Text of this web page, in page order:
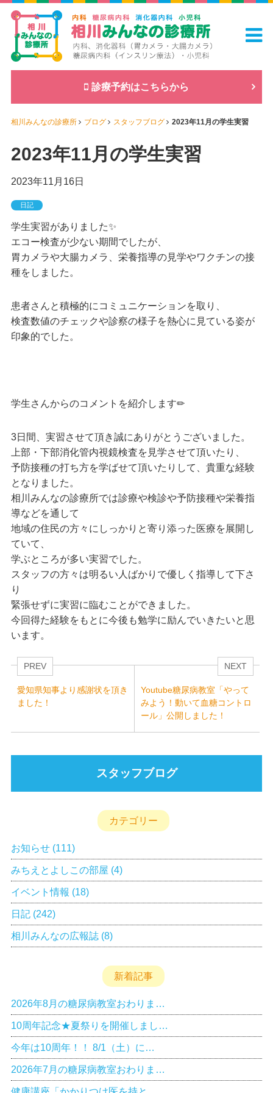
診療予約はこちらから
相川みんなの診療所 ブログ スタッフブログ 2023年11月の学生実習
2023年11月の学生実習
2023年11月16日
日記
学生実習がありました✨
エコー検査が少ない期間でしたが、
胃カメラや大腸カメラ、栄養指導の見学やワクチンの接
種をしました。
患者さんと積極的にコミュニケーションを取り、
検査数値のチェックや診察の様子を熱心に見ている姿が
印象的でした。
学生さんからのコメントを紹介します✏
3日間、実習させて頂き誠にありがとうございました。
上部・下部消化管内視鏡検査を見学させて頂いたり、
予防接種の打ち方を学ばせて頂いたりして、貴重な経験
となりました。
相川みんなの診療所では診療や検診や予防接種や栄養指
導などを通して
地域の住民の方々にしっかりと寄り添った医療を展開し
ていて、
学ぶところが多い実習でした。
スタッフの方々は明るい人ばかりで優しく指導して下さ
り
緊張せずに実習に臨むことができました。
今回得た経験をもとに今後も勉学に励んでいきたいと思
います。
PREV
愛知県知事より感謝状を頂き
ました！
NEXT
Youtube糖尿病教室「やって
みよう！動いて血糖コントロ
ール」公開しました！
スタッフブログ
カテゴリー
お知らせ(111)
みちえとよしこの部屋 (4)
イベント情報 (18)
日記(242)
相川みんなの広報誌(8)
新着記事
2026年8月の糖尿病教室おわりま…
10周年記念★夏祭りを開催しまし…
今年は10周年！！ 8/1（土）に…
2026年7月の糖尿病教室おわりま…